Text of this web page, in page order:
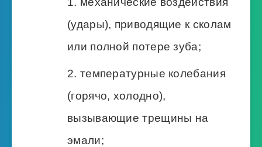
(удары), приводящие к сколам
или полной потере зуба;
температурные колебания
(горячо, холодно),
вызывающие трещины на
эмали;